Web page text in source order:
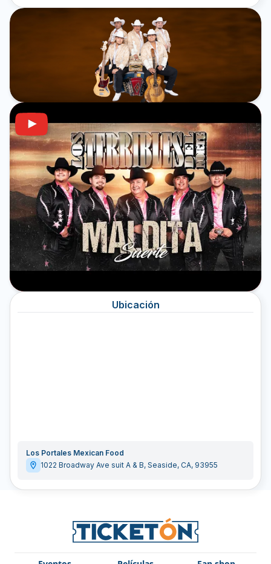
Ubicación
Los Portales Mexican Food
1022 Broadway Ave suit A & B, Seaside, CA, 93955